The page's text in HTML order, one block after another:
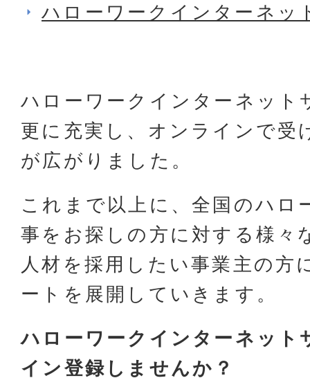
ハローワークインターネッ
ハローワークインターネット
更に充実し、オンラインで受
が広がりました。
これまで以上に、全国のハロ
事をお探しの方に対する様々
人材を採用したい事業主の方
ートを展開していきます。
ハローワークインターネット
イン登録しませんか？